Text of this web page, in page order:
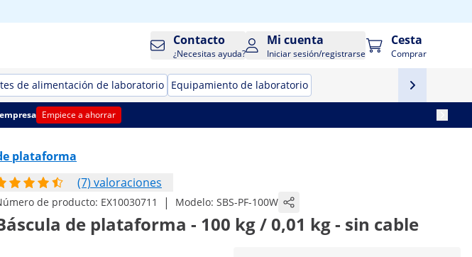
Contacto
¿Necesitas ayuda?
Mi cuenta
Iniciar sesión/registrarse
Cesta
Comprar
de alimentación de laboratorio Equipamiento de laboratorio
Empiece a ahorrar
plataforma
(7) valoraciones
de producto: EX10030711 | Modelo: SBS-PF-100W
de plataforma - 100 kg / 0,01 kg - sin cable